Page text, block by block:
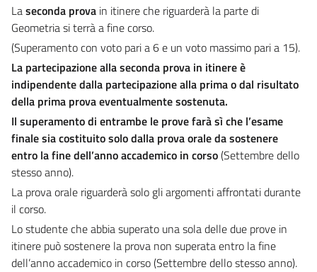
Laseconda prova in itinere che riguarderà la parte di
Geometria si terrà a fine corso.
(Superamento con voto pari a 6 e un voto massimo pari a 15).
La partecipazione alla seconda prova in itinere è
indipendente dalla partecipazione alla prima o dal risultato
della prima prova eventualmente sostenuta.
Il superamento di entrambe le prove farà sì che l’esame
finale sia costituito solo dalla prova orale da sostenere
entro la fine dell’anno accademico in corso(Settembre dello
stesso anno).
La prova orale riguarderà solo gli argomenti affrontati durante
il corso.
Lo studente che abbia superato una sola delle due prove in
itinere può sostenere la prova non superata entro la fine
dell’anno accademico in corso (Settembre dello stesso anno).